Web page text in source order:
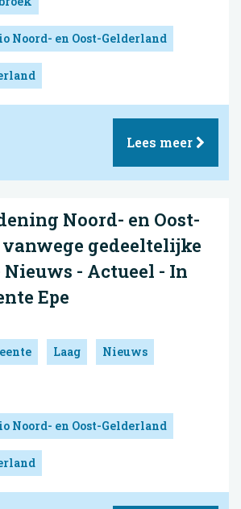
Noord- en Oost-Gelderland
Lees meer
Noord- en Oost-
gedeeltelijke
- Actueel - In
Epe
Laag Nieuws
Noord- en Oost-Gelderland